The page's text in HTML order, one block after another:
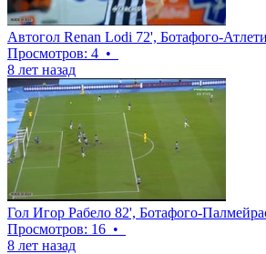
Автогол Renan Lodi 72', Ботафого-
Просмотров: 4 •
8 лет назад
Гол Игор Рабело 82', Ботафого-
Просмотров: 16 •
8 лет назад